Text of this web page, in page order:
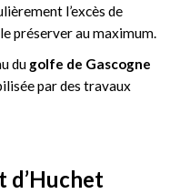
l’excès de
préserver au maximum.
du golfe de Gascogne
par des travaux
d’Huchet